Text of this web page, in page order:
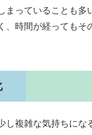
まっていることも
、時間が経っても
複雑な気持ちにな